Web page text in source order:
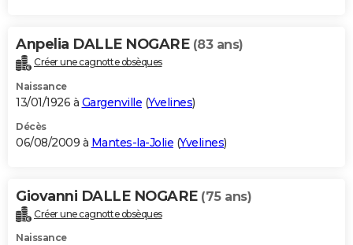
Anpelia DALLE NOGARE (83 ans)
Créer une cagnotte obsèques
Naissance
13/01/1926 à Gargenville (Yvelines)
Décès
06/08/2009 à Mantes-la-Jolie (Yvelines)
Giovanni DALLE NOGARE (75 ans)
Créer une cagnotte obsèques
Naissance